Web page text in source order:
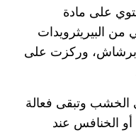
على مادة
من البيريثرويدات
برشاش، وركزت على
الخشب وتبقى فعالة
أو الخنافس عند